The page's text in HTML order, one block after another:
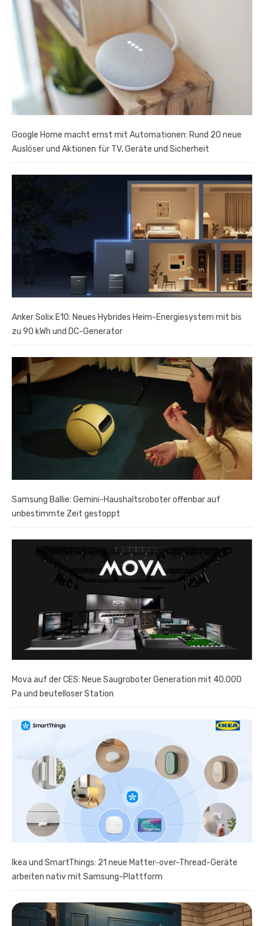
Google Home macht ernst mit Automationen: Rund 20 neue
Auslöser und Aktionen für TV, Geräte und Sicherheit
Anker Solix E10: Neues Hybrides Heim-Energiesystem mit bis
zu 90 kWh und DC-Generator
Samsung Ballie: Gemini-Haushaltsroboter offenbar auf
unbestimmte Zeit gestoppt
Mova auf der CES: Neue Saugroboter Generation mit 40.000
Pa und beutelloser Station
Ikea und SmartThings: 21 neue Matter-over-Thread-Geräte
arbeiten nativ mit Samsung-Plattform